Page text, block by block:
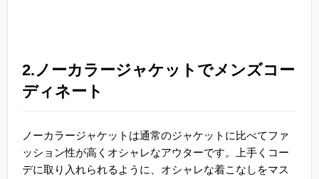
2.ノーカラージャケットでメンズコー
ディネート
ノーカラージャケットは通常のジャケットに比べてファ
ッション性が高くオシャレなアウターです。上手くコー
デに取り入れられるように、オシャレな着こなしをマス